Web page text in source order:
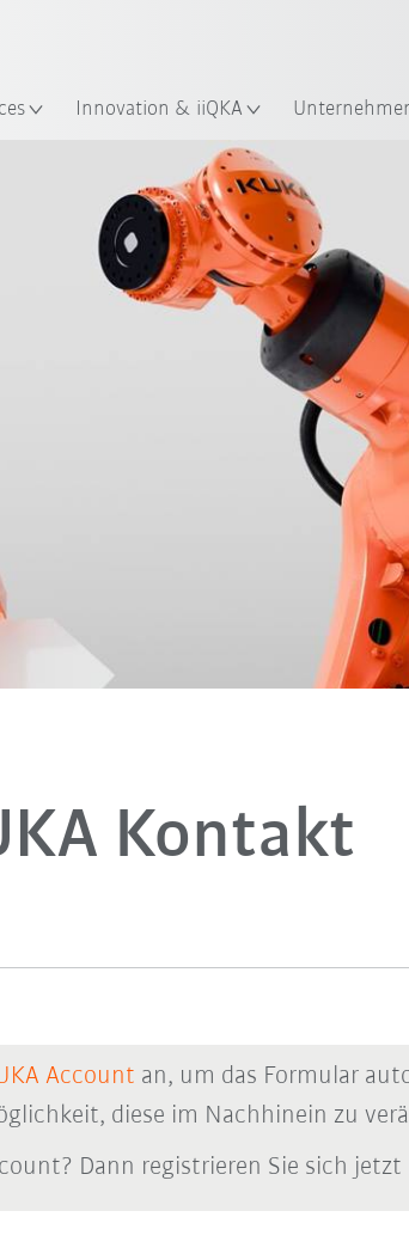
Innovation & iiQKA
Kontakt
Account an, um das Formular
diese im Nachhinein zu
Dann registrieren Sie sich jetzt